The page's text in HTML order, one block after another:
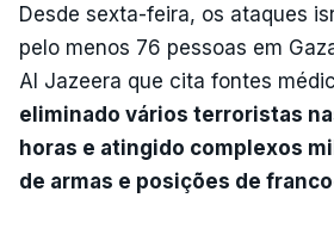
Desde sexta-feira, os ataques
pelo menos 76 pessoas em
Al Jazeera que cita fontes
eliminado vários terroristas
horas e atingido complexos
de armas e posições de